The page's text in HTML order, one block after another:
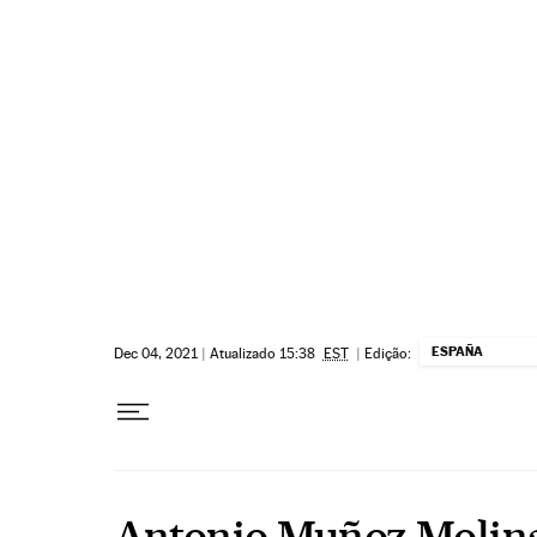
Dec 04, 2021 | Atualizado 15:38 EST | Edição: ESPAÑA